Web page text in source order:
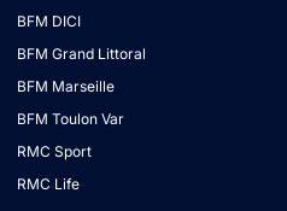
BFM DICI
BFM Grand Littoral
BFM Marseille
BFM Toulon Var
RMC Sport
RMC Life